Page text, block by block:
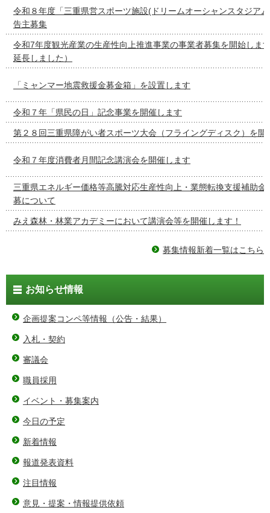
令和８年度「三重県営スポーツ施設(ドリームオーシャンスタジア
告主募集
令和7年度観光産業の生産性向上推進事業の事業者募集を開始しま
延長しました）
「ミャンマー地震救援金募金箱」を設置します
令和７年「県民の日」記念事業を開催します
第２８回三重県障がい者スポーツ大会（フライングディスク）を開
令和７年度消費者月間記念講演会を開催します
三重県エネルギー価格等高騰対応生産性向上・業態転換支援補助金
募について
みえ森林・林業アカデミーにおいて講演会等を開催します！
募集情報新着一覧はこちら
お知らせ情報
企画提案コンペ等情報（公告・結果）
入札・契約
審議会
職員採用
イベント・募集案内
今日の予定
新着情報
報道発表資料
注目情報
意見・提案・情報提供依頼